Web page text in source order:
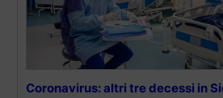
Coronavirus: altri tre decessi in